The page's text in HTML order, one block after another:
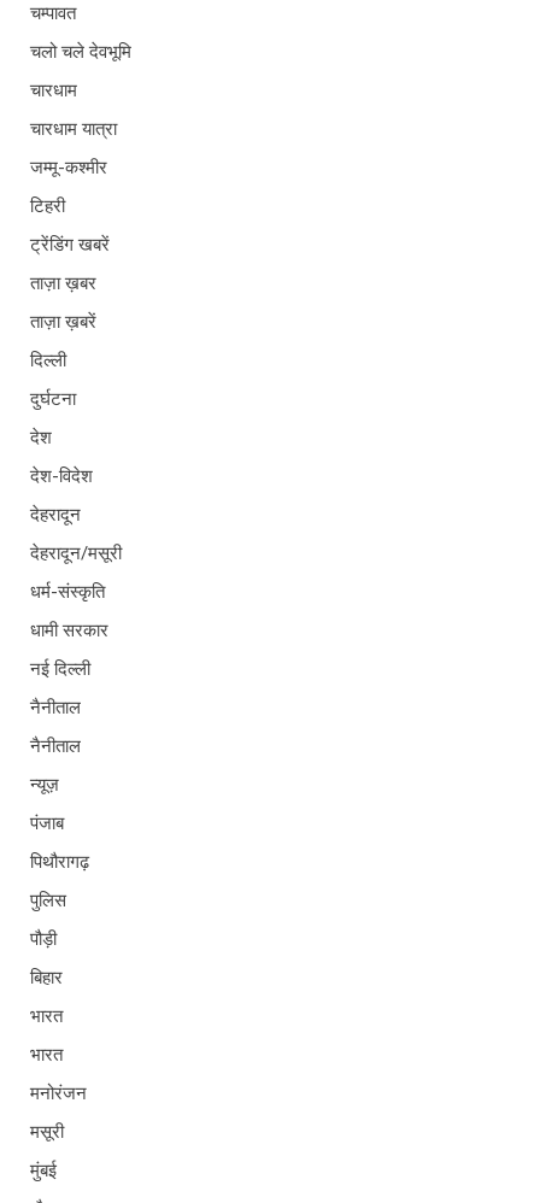
चम्पावत
चलो चले देवभूमि
चारधाम
चारधाम यात्रा
जम्मू-कश्मीर
टिहरी
ट्रेंडिंग खबरें
ताज़ा ख़बर
ताज़ा ख़बरें
दिल्ली
दुर्घटना
देश
देश-विदेश
देहरादून
देहरादून/मसूरी
धर्म-संस्कृति
धामी सरकार
नई दिल्ली
नैनीताल
नैनीताल
न्यूज़
पंजाब
पिथौरागढ़
पुलिस
पौड़ी
बिहार
भारत
भारत
मनोरंजन
मसूरी
मुंबई